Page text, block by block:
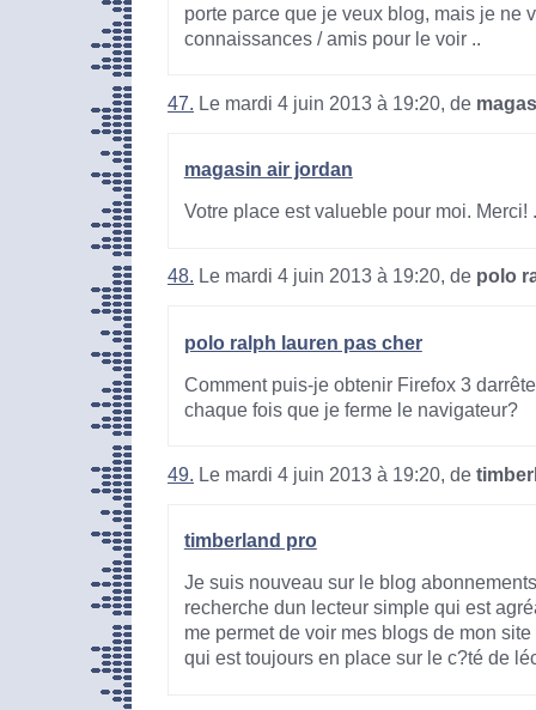
porte parce que je veux blog, mais je ne
connaissances / amis pour le voir ..
47. Le mardi 4 juin 2013 à 19:20, de
magasin air jordan
Votre place est valueble pour moi. Merci!
48. Le mardi 4 juin 2013 à 19:20, de polo
polo ralph lauren pas cher
Comment puis-je obtenir Firefox 3
chaque fois que je ferme le navigateur?
49. Le mardi 4 juin 2013 à 19:20, de
timberland pro
Je suis nouveau sur le blog
recherche dun lecteur simple qui est
me permet de voir mes blogs de mon
qui est toujours en place sur le c?té de